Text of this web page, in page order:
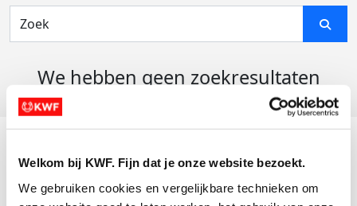
Welkom bij KWF. Fijn dat je onze website bezoekt.
We gebruiken cookies en vergelijkbare technieken om
We hebben geen zoekresultaten
Actiematerialen
Evenementen